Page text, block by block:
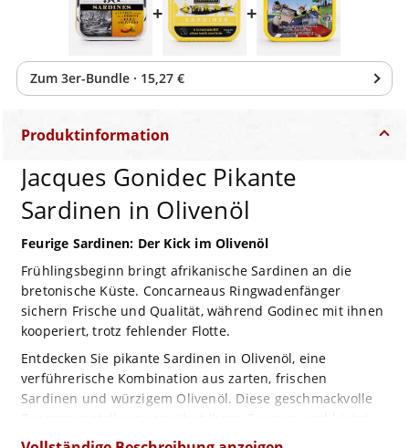
+ +
Zum 3er-Bundle · 15,27 €
Produktinformation
Jacques Gonidec Pikante
Sardinen in Olivenöl
Feurige Sardinen: Der Kick im Olivenöl
Frühlingsbeginn bringt afrikanische Sardinen an die
bretonische Küste. Concarneaus Ringwadenfänger
sichern Frische und Qualität, während Godinec mit ihnen
kooperiert, trotz fehlender Flotte.
Entdecken Sie pikante Sardinen in Olivenöl, eine
verführerische Kombination aus zarten, frischen
Sardinen und würzigem Olivenöl. Diese geschmackvolle
ein aufregendes Geschmackserlebnis.